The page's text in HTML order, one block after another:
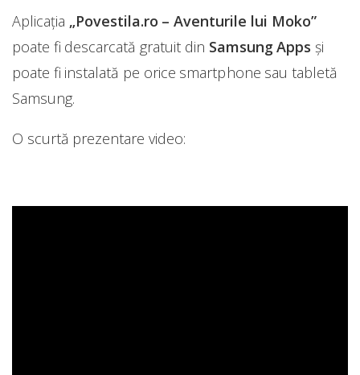
Aplicaţia „Povestila.ro – Aventurile lui Moko”
poate fi descarcată gratuit din Samsung Apps şi
poate fi instalată pe orice smartphone sau tabletă
Samsung.
O scurtă prezentare video: